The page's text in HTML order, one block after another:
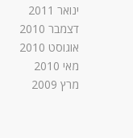
ינואר 2011
דצמבר 2010
אוגוסט 2010
מאי 2010
מרץ 2009